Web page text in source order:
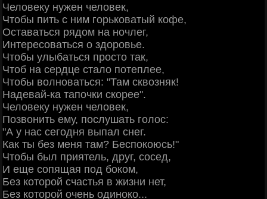
Человеку нужен человек,
Чтобы пить с ним горьковатый кофе,
Оставаться рядом на ночлег,
Интересоваться о здоровье.
Чтобы улыбаться просто так,
Чтоб на сердце стало потеплее,
Чтобы волноваться: "Там сквозняк!
Надевай-ка тапочки скорее".
Человеку нужен человек,
Позвонить ему, послушать голос:
"А у нас сегодня выпал снег.
Как ты без меня там? Беспокоюсь!"
Чтобы был приятель, друг, сосед,
И еще сопящая под боком,
Без которой счастья в жизни нет,
Без которой очень одиноко...